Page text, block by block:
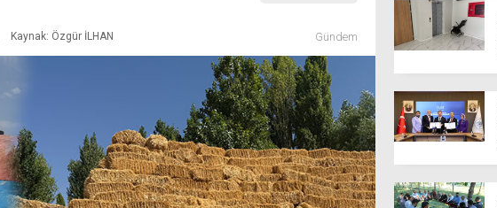
Kaynak: Özgür İLHAN Gündem